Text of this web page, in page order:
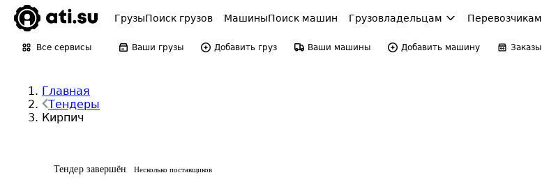
ГрузыПоиск грузов МашиныПоиск машин Грузовладельцам Перевозчикам
Все сервисы Ваши грузы Добавить груз Ваши машины Добавить машину Заказы
Главная
Тендеры
Кирпич
Тендер завершён Несколько поставщиков